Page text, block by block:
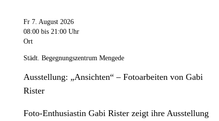
Fr 7. August 2026
08:00 bis 21:00 Uhr
Ort
Städt. Begegnungszentrum Mengede
Ausstellung: „Ansichten“ – Fotoarbeiten von Gabi
Rister
Foto-Enthusiastin Gabi Rister zeigt ihre Ausstellung